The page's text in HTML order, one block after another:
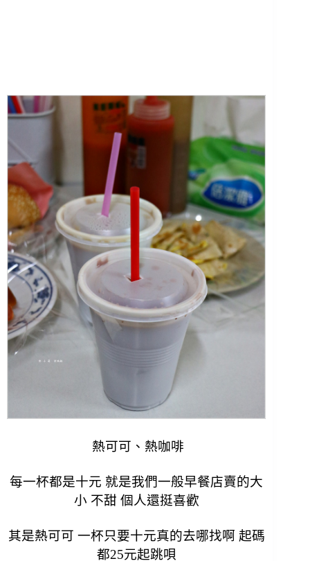
熱可可、熱咖啡
每一杯都是十元 就是我們一般早餐店賣的大
小 不甜 個人還挺喜歡
其是熱可可 一杯只要十元真的去哪找啊 起碼
都25元起跳唄